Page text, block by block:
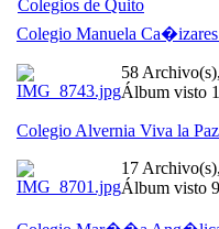
Colegios de Quito
Colegio Manuela
58
Álbum visto
Colegio Alvernia Viva la
17
Álbum visto